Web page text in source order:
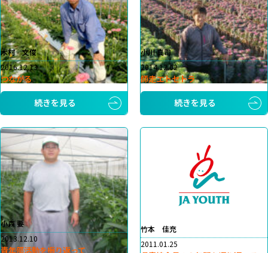
木村 文俊
2016.12.13
つながる
続きを見る
小川 真司
2014.12.02
師走エトセトラ
続きを見る
小森 要
2013.12.10
青年部活動を振り返って
竹本 佳充
2011.01.25